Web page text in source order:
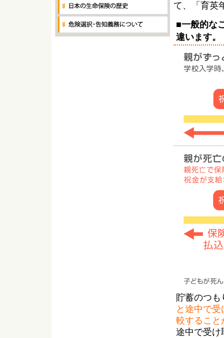
て、「育英
■一般的な
違います。
貯蓄のつも
と途中で
較すること
途中で受け